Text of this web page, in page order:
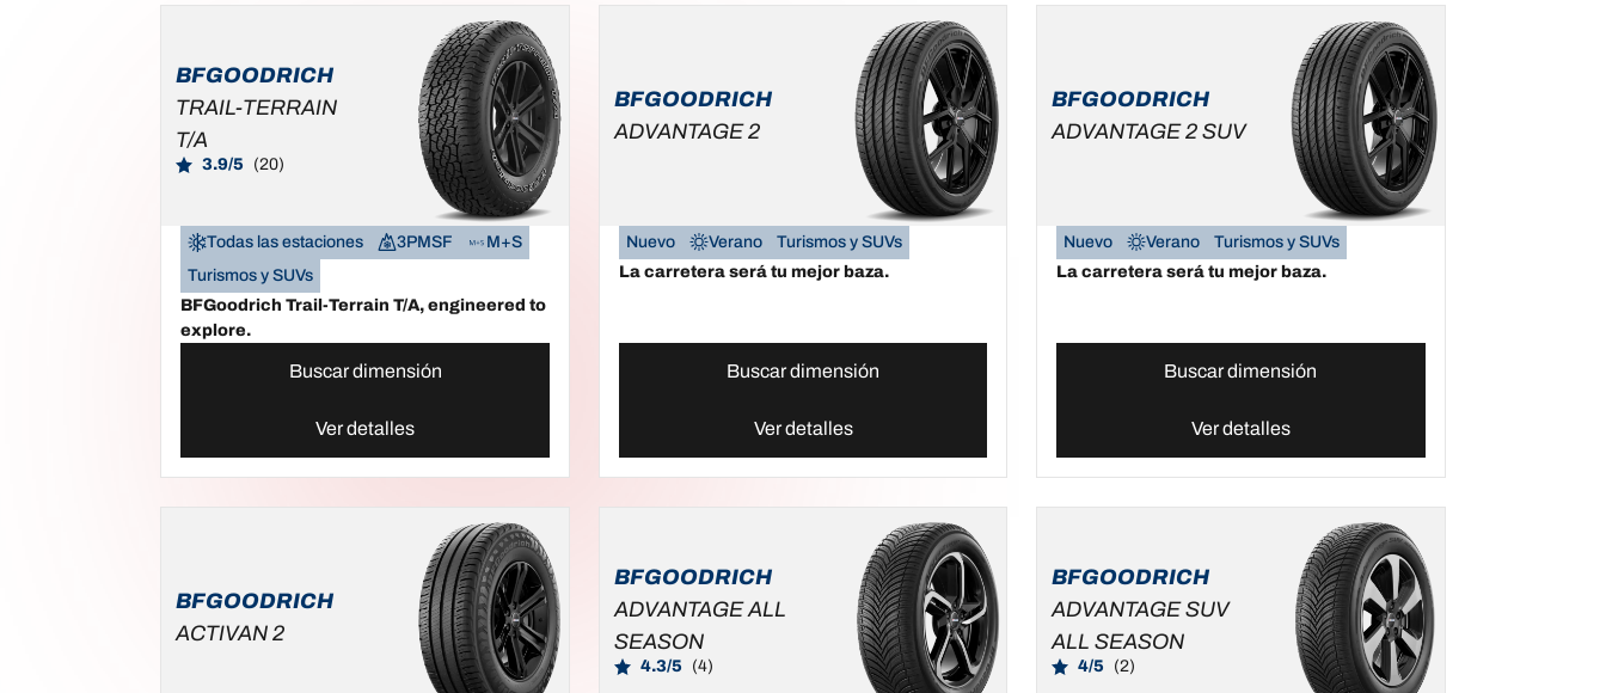
BFGOODRICH
TRAIL-TERRAIN
T/A
3.9/5 (20)
Todas las estaciones 3PMSF
M+S
Turismos y SUVs
BFGoodrich Trail-Terrain T/A, engineered to
explore.
Buscar dimensión
Ver detalles
BFGOODRICH
ADVANTAGE 2
Nuevo Verano
Turismos y SUVs
La carretera será tu mejor baza.
Buscar dimensión
Ver detalles
BFGOODRICH
ADVANTAGE 2 SUV
Nuevo Verano
Turismos y SUVs
La carretera será tu mejor baza.
Buscar dimensión
Ver detalles
BFGOODRICH
ACTIVAN 2
BFGOODRICH
ADVANTAGE ALL
SEASON
4.3/5 (4)
BFGOODRICH
ADVANTAGE SUV
ALL SEASON
4/5 (2)